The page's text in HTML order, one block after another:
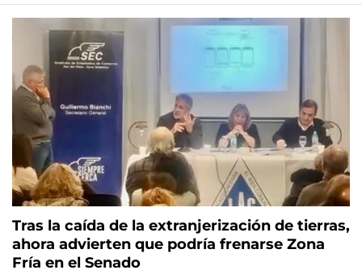
Tras la caída de la extranjerización de tierras,
ahora advierten que podría frenarse Zona
Fría en el Senado